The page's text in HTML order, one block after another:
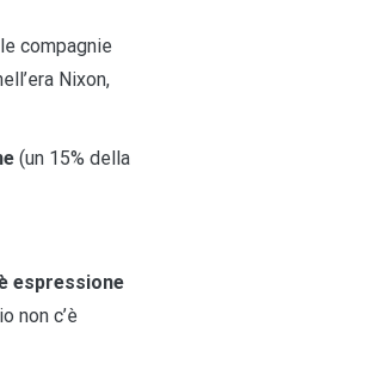
compagnie
Nixon,
(un 15% della
espressione
non c’è